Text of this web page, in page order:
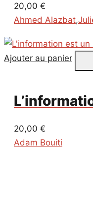
20,00 €
Ahmed Alazbat,
Ajouter au panier
20,00 €
Adam Bouiti